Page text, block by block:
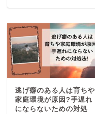
逃げ癖のある人は育ちや
家庭環境が原因?手遅れ
にならないための対処